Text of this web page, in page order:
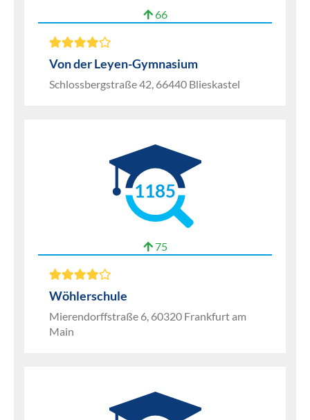
66
Von der Leyen-Gymnasium
Schlossbergstraße 42, 66440 Blieskastel
1185
75
Wöhlerschule
Mierendorffstraße 6, 60320 Frankfurt am
Main